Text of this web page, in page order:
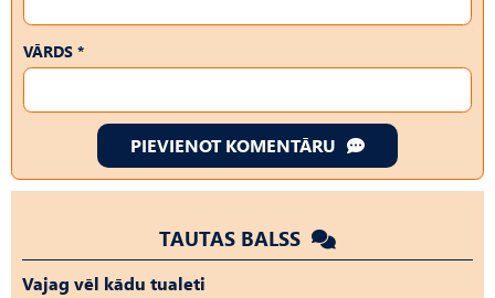
VĀRDS *
PIEVIENOT KOMENTĀRU
TAUTAS BALSS
Vajag vēl kādu tualeti